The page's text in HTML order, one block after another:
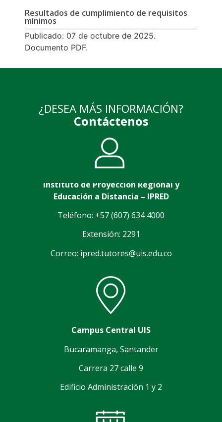
Resultados de cumplimiento de requisitos
mínimos
Publicado: 07 de octubre de 2025.
Documento PDF.
¿DESEA MÁS INFORMACIÓN?
Contáctenos
Instituto de Proyección Regional y
Educación a Distancia – IPRED
Teléfono: +57 (607) 634 4000
Extensión: 2291
Correo: ipred.tutores@uis.edu.co
Campus Central UIS
Bucaramanga, Santander
Carrera 27 calle 9
Edificio Administración 1 y 2